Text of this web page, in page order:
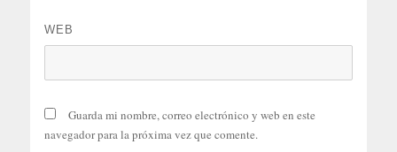
WEB
Guarda mi nombre, correo electrónico y web en este
navegador para la próxima vez que comente.